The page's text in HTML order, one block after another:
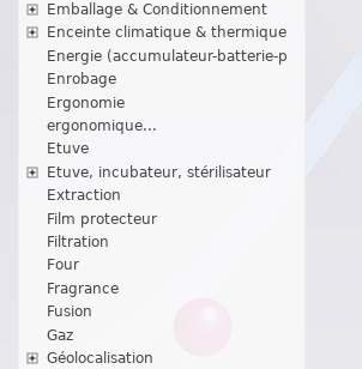
Emballage & Conditionnement
Enceinte climatique & thermique
Energie (accumulateur-batterie-p
Enrobage
Ergonomie
ergonomique...
Etuve
Etuve, incubateur, stérilisateur
Extraction
Film protecteur
Filtration
Four
Fragrance
Fusion
Gaz
Géolocalisation